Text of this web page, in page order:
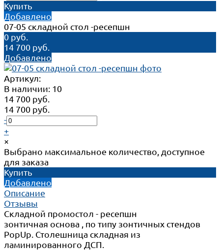
Купить
Добавлено
07-05 cкладной стол -ресепшн
0 руб.
14 700 руб.
Добавлено
Артикул:
В наличии: 10
14 700 руб.
14 700 руб.
-
+
×
Выбрано максимальное количество, доступное
для заказа
Купить
Добавлено
Описание
Отзывы
Складной промостол - ресепшн
зонтичная основа , по типу зонтичных стендов
PopUp. Столешница складная из
ламинированного ДСП.